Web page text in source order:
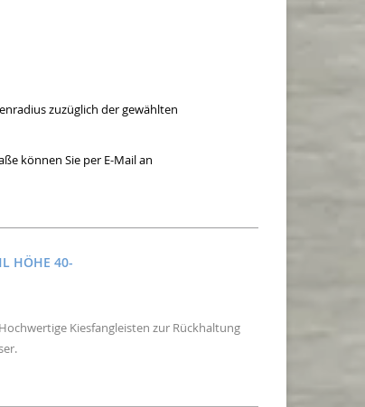
zuzüglich der gewählten
können Sie per E-Mail an
HÖHE 40-
Kiesfangleisten zur Rückhaltung